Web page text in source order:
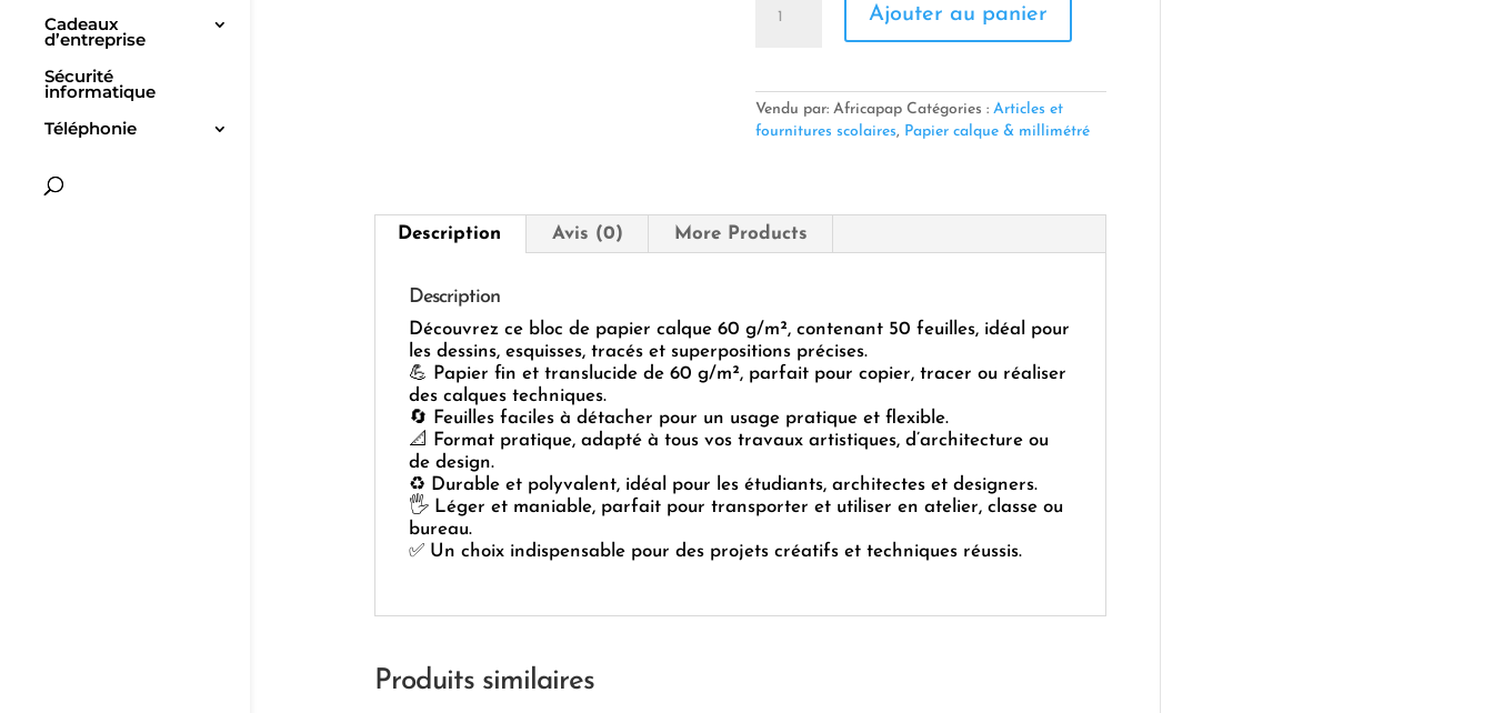
Cadeaux
d’entreprise
Sécurité
informatique
Téléphonie
Calque
60Gr
&
Précision
✏️
📄
Ajouter au panier
Vendu par: Africapap Catégories : Articles et
fournitures scolaires, Papier calque & millimétré
Description Avis (0) More Products
Description
Découvrez ce bloc de papier calque 60 g/m², contenant 50 feuilles, idéal pour
les dessins, esquisses, tracés et superpositions précises.
💪 Papier fin et translucide de 60 g/m², parfait pour copier, tracer ou réaliser
des calques techniques.
🔄 Feuilles faciles à détacher pour un usage pratique et flexible.
📐 Format pratique, adapté à tous vos travaux artistiques, d’architecture ou
de design.
♻️ Durable et polyvalent, idéal pour les étudiants, architectes et designers.
🖐️ Léger et maniable, parfait pour transporter et utiliser en atelier, classe ou
bureau.
✅ Un choix indispensable pour des projets créatifs et techniques réussis.
Produits similaires